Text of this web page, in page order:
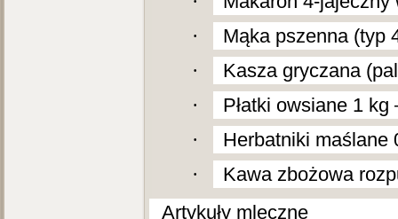
·
Mąka pszenna (typ
·
Kasza gryczana
·
Płatki owsiane 1 kg
·
Herbatniki maślane
·
Kawa zbożowa
Artykuły mleczne